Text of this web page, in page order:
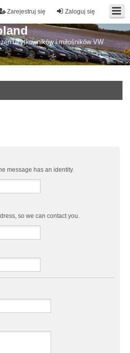
Zaloguj się
Zarejestruj się
użytkowników i miłośników VW
message has an identity.
so we can contact you.